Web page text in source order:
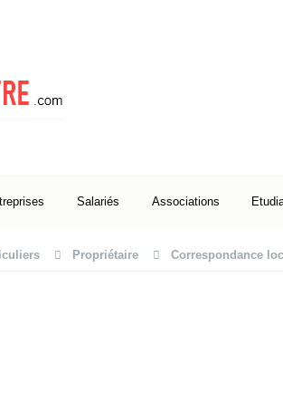
Salariés Associations
Propriétaire Correspondance